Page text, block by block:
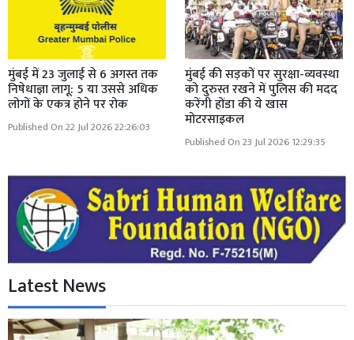
मुंबई में 23 जुलाई से 6 अगस्त तक
निषेधाज्ञा लागू: 5 या उससे अधिक
लोगों के एकत्र होने पर रोक
Published On 22 Jul 2026 22:26:03
मुंबई की सड़कों पर सुरक्षा-व्यवस्था
को दुरुस्त रखने में पुलिस की मदद
करेंगी होंडा की ये खास
मोटरसाइकल
Published On 23 Jul 2026 12:29:35
Latest News